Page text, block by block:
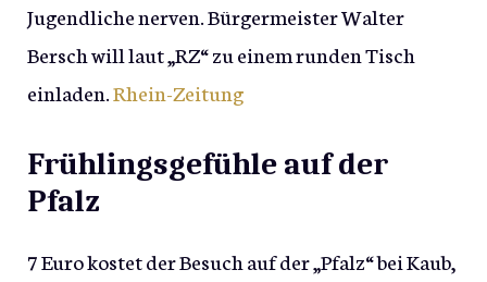
Jugendliche nerven. Bürgermeister Walter
Bersch will laut „RZ“ zu einem runden Tisch
einladen.Rhein-Zeitung
Frühlingsgefühle auf der
Pfalz
7 Euro kostet der Besuch auf der „Pfalz“ bei Kaub,